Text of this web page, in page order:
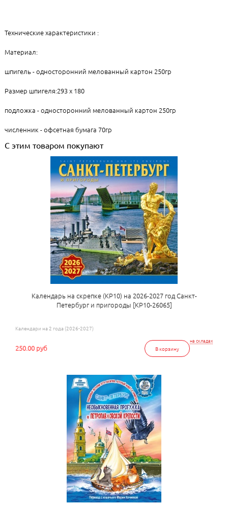
Технические характеристики :
Материал:
шпигель - односторонний мелованный картон 250гр
Размер шпигеля:293 х 180
подложка - односторонний мелованный картон 250гр
численник - офсетная бумага 70гр
С этим товаром покупают
Календарь на скрепке (КР10) на 2026-2027 год Санкт-
Петербург и пригороды [КР10-26065]
Календари на 2 года (2026-2027)
на складах
В корзину
250.00 руб